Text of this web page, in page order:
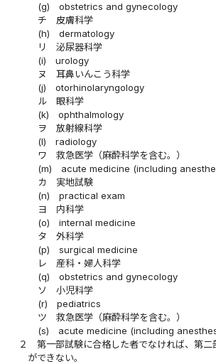
(g)
obstetrics and gynecology
チ
皮膚科学
(h)
dermatology
リ
泌尿器科学
(i)
urology
ヌ
耳鼻いんこう科学
(j)
otorhinolaryngology
ル
眼科学
(k)
ophthalmology
ヲ
放射線科学
(l)
radiology
ワ
救急医学（麻酔科学を含む。）
(m)
acute medicine (including
カ
実地試験
(n)
practical exam
ヨ
内科学
(o)
internal medicine
タ
外科学
(p)
surgical medicine
レ
産科・婦人科学
(q)
obstetrics and gynecology
ソ
小児科学
(r)
pediatrics
ツ
救急医学（麻酔科学を含む。）
(s)
acute medicine (including
２
第一部試験に合格した者でなければ、第二
ができない。